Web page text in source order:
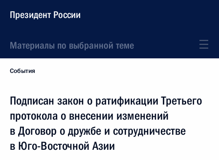
Президент России
Материалы по выбранной теме
События
Подписан закон о ратификации Третьего
протокола о внесении изменений
в Договор о дружбе и сотрудничестве
в Юго-Восточной Азии